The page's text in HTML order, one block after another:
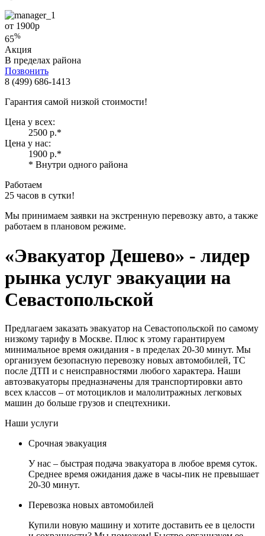
от 1900р
65%
Акция
В пределах района
Позвонить
8 (499) 686-1413
Гарантия самой низкой стоимости!
Цена у всех:
2500 р.*
Цена у нас:
1900 р.*
* Внутри одного района
Работаем
25 часов в сутки!
Мы принимаем заявки на экстренную перевозку авто, а также
работаем в плановом режиме.
«Эвакуатор Дешево» - лидер
рынка услуг эвакуации на
Севастопольской
Предлагаем заказать эвакуатор на Севастопольской по самому
низкому тарифу в Москве. Плюс к этому гарантируем
минимальное время ожидания - в пределах 20-30 минут. Мы
организуем безопасную перевозку новых автомобилей, ТС
после ДТП и с неисправностями любого характера. Наши
автоэвакуаторы предназначены для транспортировки авто
всех классов – от мотоциклов и малолитражных легковых
машин до больше грузов и спецтехники.
Наши услуги
Срочная эвакуация
У нас – быстрая подача эвакуатора в любое время суток.
Среднее время ожидания даже в часы-пик не превышает
20-30 минут.
Перевозка новых автомобилей
Купили новую машину и хотите доставить ее в целости